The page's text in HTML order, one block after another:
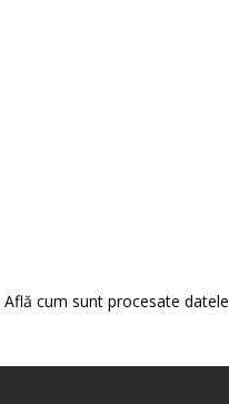
Află cum sunt procesate datele